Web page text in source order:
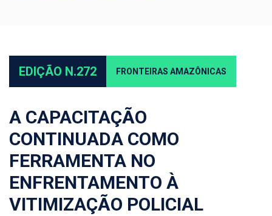
EDIÇÃO N.272 FRONTEIRAS AMAZÔNICAS
A CAPACITAÇÃO
CONTINUADA COMO
FERRAMENTA NO
ENFRENTAMENTO À
VITIMIZAÇÃO POLICIAL